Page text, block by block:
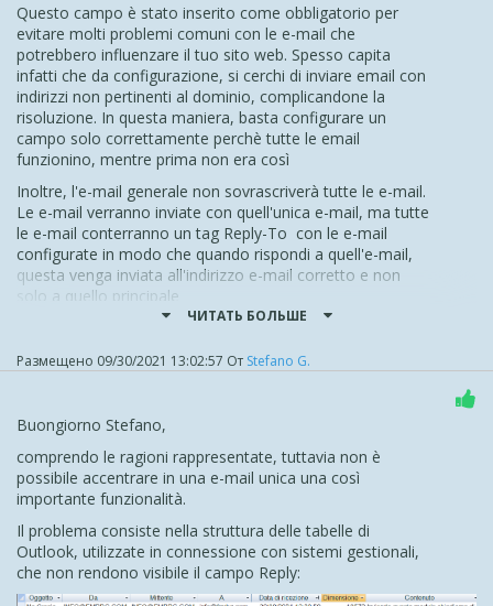
Questo campo è stato inserito come obbligatorio per
evitare molti problemi comuni con le e-mail che
potrebbero influenzare il tuo sito web. Spesso capita
infatti che da configurazione, si cerchi di inviare email con
indirizzi non pertinenti al dominio, complicandone la
risoluzione. In questa maniera, basta configurare un
campo solo correttamente perchè tutte le email
funzionino, mentre prima non era così
Inoltre, l'e-mail generale non sovrascriverà tutte le e-mail.
Le e-mail verranno inviate con quell'unica e-mail, ma tutte
le e-mail conterranno un tag Reply-To con le e-mail
configurate in modo che quando rispondi a quell'e-mail,
questa venga inviata all'indirizzo e-mail corretto e non
solo a quello principale
Stiamo inoltre lavorando per migliorare l'etichetta con cui
posta così da permettere di vedere l'email del Reply-To
Resto a disposizione in caso di dubbi
Grazie
Stefano
ЧИТАТЬ БОЛЬШЕ
Размещено 09/30/2021 13:02:57 От Stefano G.
Buongiorno Stefano,
comprendo le ragioni rappresentate, tuttavia non è
possibile accentrare in una e-mail unica una così
importante funzionalità.
Il problema consiste nella struttura delle tabelle di
Outlook, utilizzate in connessione con sistemi gestionali,
che non rendono visibile il campo Reply: